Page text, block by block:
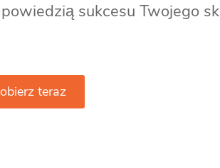
sukcesu Twojego
teraz